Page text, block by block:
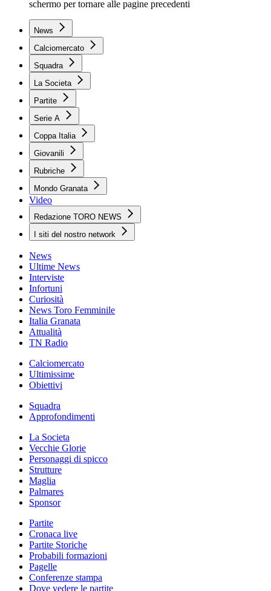
schermo per tornare alle pagine precedenti
News
Calciomercato
Squadra
La Societa
Partite
Serie A
Coppa Italia
Giovanili
Rubriche
Mondo Granata
Video
Redazione TORO NEWS
I siti del nostro network
News
Ultime News
Interviste
Infortuni
Curiosità
News Toro Femminile
Italia Granata
Attualità
TN Radio
Calciomercato
Ultimissime
Obiettivi
Squadra
Approfondimenti
La Societa
Vecchie Glorie
Personaggi di spicco
Strutture
Maglia
Palmares
Sponsor
Partite
Cronaca live
Partite Storiche
Probabili formazioni
Pagelle
Conferenze stampa
Dove vedere le partite